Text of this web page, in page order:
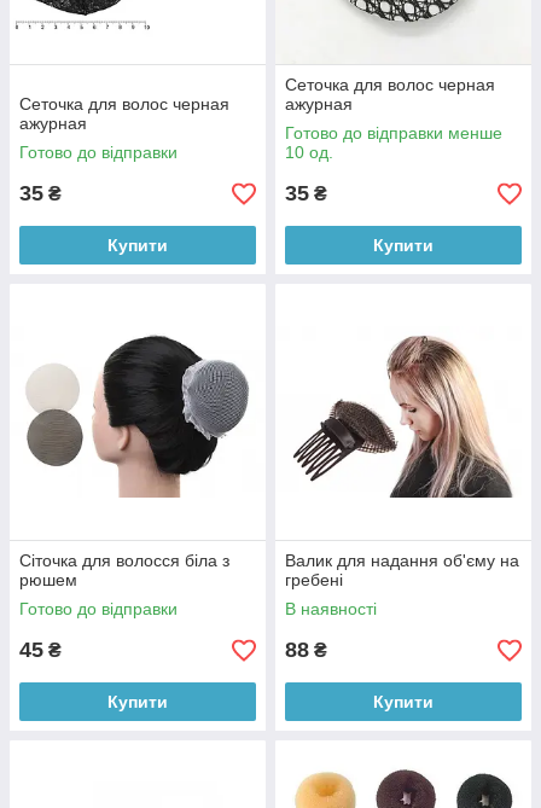
Сеточка для волос черная
ажурная
Готово до відправки
35 ₴
Купити
Сеточка для волос черная
ажурная
Готово до відправки менше
10 од.
35 ₴
Купити
Сіточка для волосся біла з
рюшем
Готово до відправки
45 ₴
Купити
Валик для надання об'єму на
гребені
В наявності
88 ₴
Купити